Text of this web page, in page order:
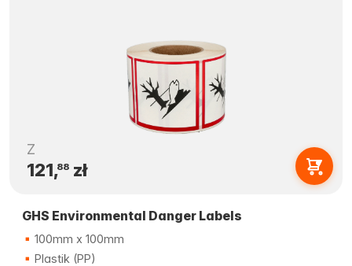
Z
121,88zł
GHS Environmental Danger Labels
100mm x 100mm
Plastik (PP)